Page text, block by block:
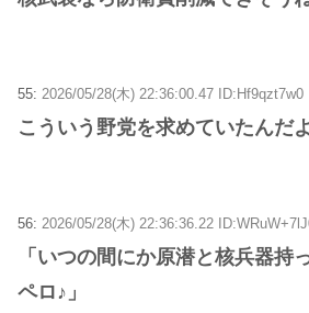
55: 2026/05/28(木) 22:36:00.47 ID:Hf9qzt7w0
こういう野党を求めていたんだよ
56: 2026/05/28(木) 22:36:36.22
「いつの間にか原潜と核兵器持
ペロ♪」